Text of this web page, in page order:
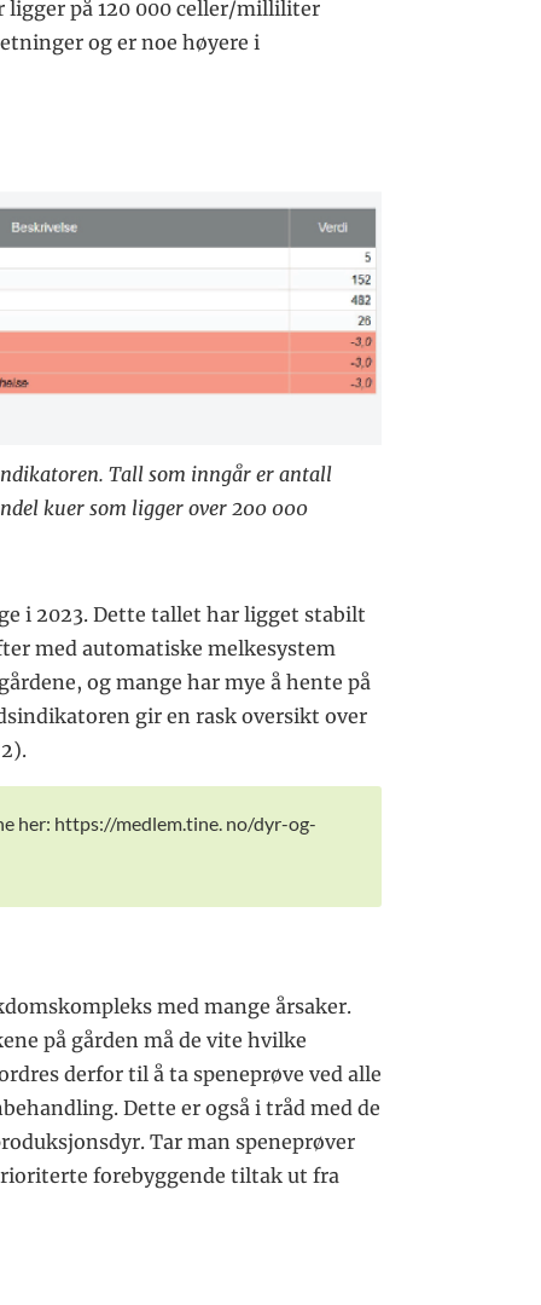
på 120 000 celler/milliliter
og er noe høyere i
Tall som inngår er antall
kuer som ligger over 200 000
i 2023. Dette tallet har ligget stabilt
med automatiske melkesystem
og mange har mye å hente på
gir en rask oversikt over
her: https://medlem.tine. no/dyr-og-
med mange årsaker.
på gården må de vite hvilke
derfor til å ta speneprøve ved alle
Dette er også i tråd med de
Tar man speneprøver
forebyggende tiltak ut fra